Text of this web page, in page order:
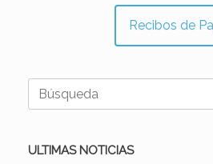
Recibos de
Buscar:
ULTIMAS NOTICIAS